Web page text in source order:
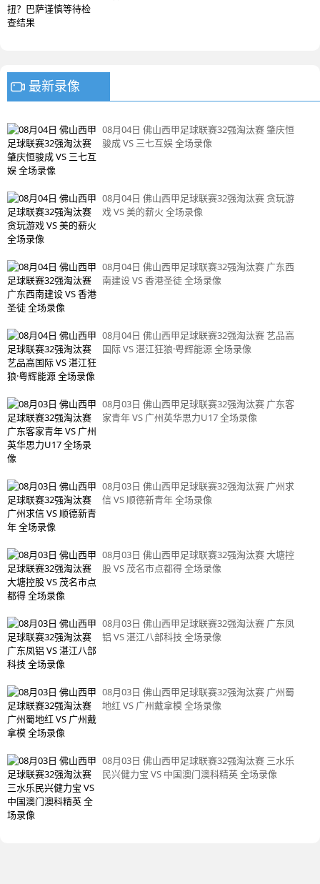
最新录像
08月04日 佛山西甲足球联赛32强淘汰赛 肇庆恒
骏成 VS 三七互娱 全场录像
08月04日 佛山西甲足球联赛32强淘汰赛 贪玩游
戏 VS 美的薪火 全场录像
08月04日 佛山西甲足球联赛32强淘汰赛 广东西
南建设 VS 香港圣徒 全场录像
08月04日 佛山西甲足球联赛32强淘汰赛 艺品高
国际 VS 湛江狂狼·粤辉能源 全场录像
08月03日 佛山西甲足球联赛32强淘汰赛 广东客
家青年 VS 广州英华思力U17 全场录像
08月03日 佛山西甲足球联赛32强淘汰赛 广州求
信 VS 顺德新青年 全场录像
08月03日 佛山西甲足球联赛32强淘汰赛 大塘控
股 VS 茂名市点都得 全场录像
08月03日 佛山西甲足球联赛32强淘汰赛 广东凤
铝 VS 湛江八部科技 全场录像
08月03日 佛山西甲足球联赛32强淘汰赛 广州蜀
地红 VS 广州戴拿模 全场录像
08月03日 佛山西甲足球联赛32强淘汰赛 三水乐
民兴健力宝 VS 中国澳门澳科精英 全场录像